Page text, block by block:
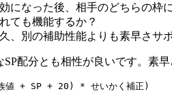
になった後、相手のどちらの枠
ても機能するか？
、別の補助性能よりも素早さサ
配分とも相性が良いです。素